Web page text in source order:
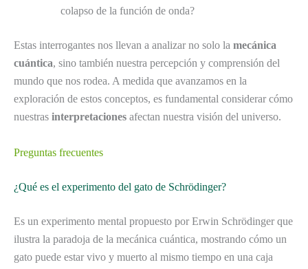
colapso de la función de onda?
Estas interrogantes nos llevan a analizar no solo la mecánica
cuántica, sino también nuestra percepción y comprensión del
mundo que nos rodea. A medida que avanzamos en la
exploración de estos conceptos, es fundamental considerar cómo
nuestras interpretaciones afectan nuestra visión del universo.
Preguntas frecuentes
¿Qué es el experimento del gato de Schrödinger?
Es un experimento mental propuesto por Erwin Schrödinger que
ilustra la paradoja de la mecánica cuántica, mostrando cómo un
gato puede estar vivo y muerto al mismo tiempo en una caja